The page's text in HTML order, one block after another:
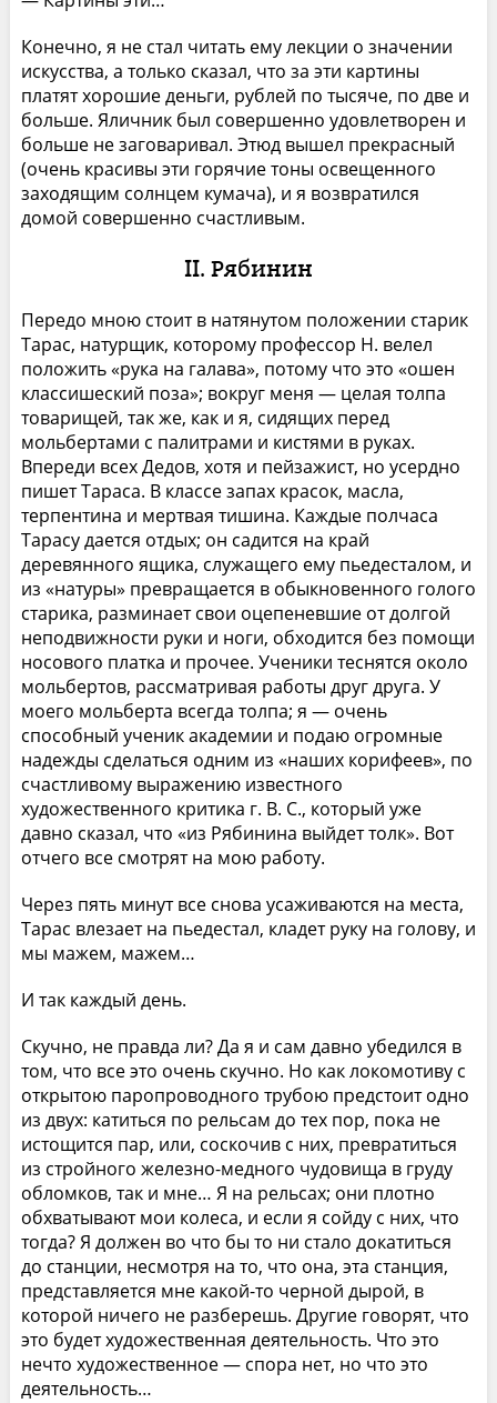
Конечно, я не стал читать ему лекции о значении
искусства, а только сказал, что за эти картины
платят хорошие деньги, рублей по тысяче, по две и
больше. Яличник был совершенно удовлетворен и
больше не заговаривал. Этюд вышел прекрасный
(очень красивы эти горячие тоны освещенного
заходящим солнцем кумача), и я возвратился
домой совершенно счастливым.
II. Рябинин
Передо мною стоит в натянутом положении старик
Тарас, натурщик, которому профессор Н. велел
положить «рука на галава», потому что это «ошен
классишеский поза»; вокруг меня — целая толпа
товарищей, так же, как и я, сидящих перед
мольбертами с палитрами и кистями в руках.
Впереди всех Дедов, хотя и пейзажист, но усердно
пишет Тараса. В классе запах красок, масла,
терпентина и мертвая тишина. Каждые полчаса
Тарасу дается отдых; он садится на край
деревянного ящика, служащего ему пьедесталом, и
из «натуры» превращается в обыкновенного голого
старика, разминает свои оцепеневшие от долгой
неподвижности руки и ноги, обходится без помощи
носового платка и прочее. Ученики теснятся около
мольбертов, рассматривая работы друг друга. У
моего мольберта всегда толпа; я — очень
способный ученик академии и подаю огромные
надежды сделаться одним из «наших корифеев», по
счастливому выражению известного
художественного критика г. В. С., который уже
давно сказал, что «из Рябинина выйдет толк». Вот
отчего все смотрят на мою работу.
Через пять минут все снова усаживаются на места,
Тарас влезает на пьедестал, кладет руку на голову, и
мы мажем, мажем…
И так каждый день.
Скучно, не правда ли? Да я и сам давно убедился в
том, что все это очень скучно. Но как локомотиву с
открытою паропроводного трубою предстоит одно
из двух: катиться по рельсам до тех пор, пока не
истощится пар, или, соскочив с них, превратиться
из стройного железно-медного чудовища в груду
обломков, так и мне… Я на рельсах; они плотно
обхватывают мои колеса, и если я сойду с них, что
тогда? Я должен во что бы то ни стало докатиться
до станции, несмотря на то, что она, эта станция,
представляется мне какой-то черной дырой, в
которой ничего не разберешь. Другие говорят, что
это будет художественная деятельность. Что это
нечто художественное — спора нет, но что это
деятельность…